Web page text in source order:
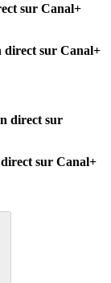
sur Canal+
direct sur Canal+
direct sur
sur Canal+